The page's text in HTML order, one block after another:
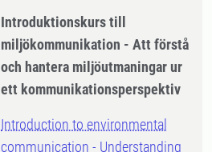
Introduktionskurs till
miljökommunikation - Att förstå
och hantera miljöutmaningar ur
ett kommunikationsperspektiv
Introduction to environmental
communication - Understanding